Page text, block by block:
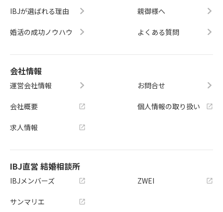
IBJが選ばれる理由
婚活の成功ノウハウ
親御様へ
よくある質問
会社情報
運営会社情報
会社概要
求人情報
お問合せ
個人情報の取り扱い
IBJ直営 結婚相談所
IBJメンバーズ
サンマリエ
ZWEI